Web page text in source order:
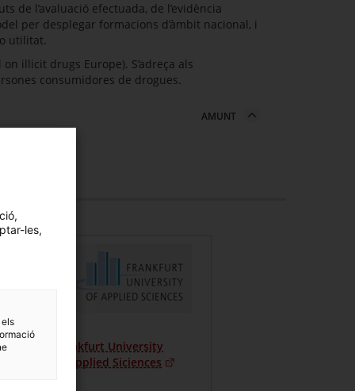
de l’avaluació efectuada, de l’evidència
per desplegar formacions d’àmbit nacional, i
utilitat.
illicit drugs Europe). S’adreça als
consumidores de drogues.
AMUNT
Frankfurt University
of Applied Siciences
les,